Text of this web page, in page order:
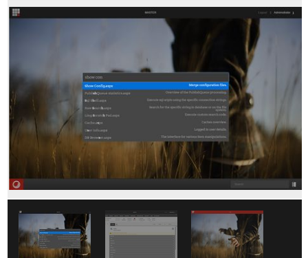
hozzáfér
az
kiegészítő
hozzáfér
lapokhoz
és
böngészési
tevékenységhez.